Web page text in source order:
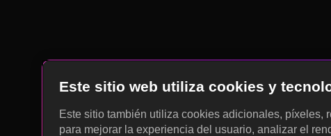
Este sitio web utiliza cookies y
Este sitio también utiliza cookies adicionales,
para mejorar la experiencia del usuario, analizar el